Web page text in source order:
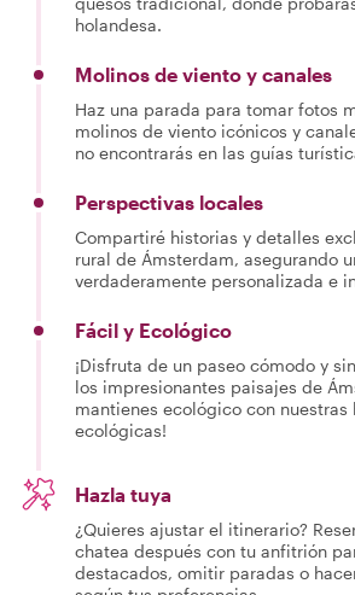
holandesa.
Molinos de viento y canales
Haz una parada para tomar fotos
molinos de viento icónicos y
no encontrarás en las guías
Perspectivas locales
Compartiré historias y detalles
rural de Ámsterdam, asegurando
verdaderamente personalizada e
Fácil y Ecológico
¡Disfruta de un paseo cómodo y
los impresionantes paisajes de
mantienes ecológico con
ecológicas!
Hazla tuya
¿Quieres ajustar el itinerario?
chatea después con tu anfitrión
destacados, omitir paradas o